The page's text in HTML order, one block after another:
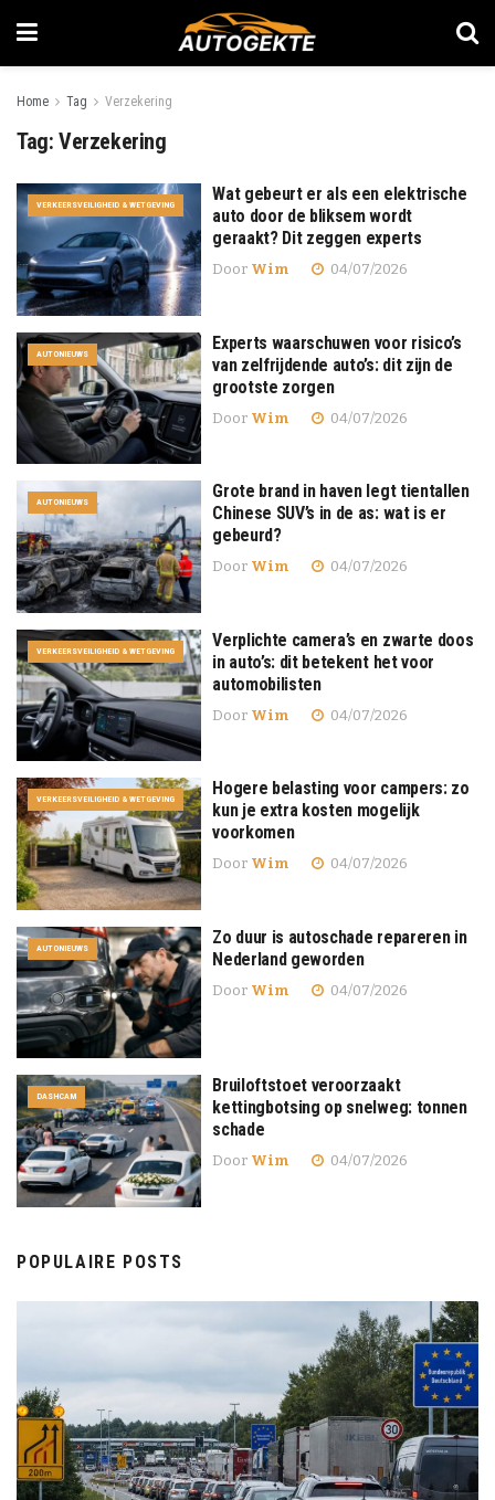
Home Tag Verzekering
Tag: Verzekering
VERKEERSVEILIGHEID & WETGEVING
Wat gebeurt er als een elektrische
auto door de bliksem wordt
geraakt? Dit zeggen experts
Door Wim 04/07/2026
AUTONIEUWS
Experts waarschuwen voor risico’s
van zelfrijdende auto’s: dit zijn de
grootste zorgen
Door Wim 04/07/2026
AUTONIEUWS
Grote brand in haven legt tientallen
Chinese SUV’s in de as: wat is er
gebeurd?
Door Wim 04/07/2026
VERKEERSVEILIGHEID & WETGEVING
Verplichte camera’s en zwarte doos
in auto’s: dit betekent het voor
automobilisten
Door Wim 04/07/2026
VERKEERSVEILIGHEID & WETGEVING
Hogere belasting voor campers: zo
kun je extra kosten mogelijk
voorkomen
Door Wim 04/07/2026
AUTONIEUWS
Zo duur is autoschade repareren in
Nederland geworden
Door Wim 04/07/2026
DASHCAM
Bruiloftstoet veroorzaakt
kettingbotsing op snelweg: tonnen
schade
Door Wim 04/07/2026
POPULAIRE POSTS